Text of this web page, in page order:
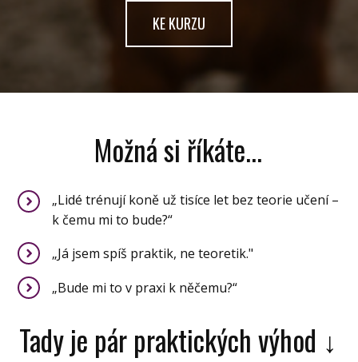
KE KURZU
Možná si říkáte...
„Lidé trénují koně už tisíce let bez teorie učení –
k čemu mi to bude?“
„Já jsem spíš praktik, ne teoretik."
„Bude mi to v praxi k něčemu?“
Tady je pár praktických výhod ↓